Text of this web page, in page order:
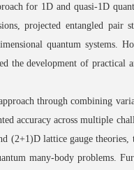
for 1D and quasi-1D
projected entangled pair
quantum systems.
the development of practical
through combining
accuracy across multiple
(2+1)D lattice gauge theories,
many-bodyproblems .